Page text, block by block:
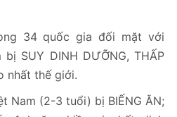
34 quốc gia đối mặt với
SUY DINH DƯỠNG, THẤP
nhất thế giới.
Nam (2-3 tuổi) bị BIẾNG ĂN;